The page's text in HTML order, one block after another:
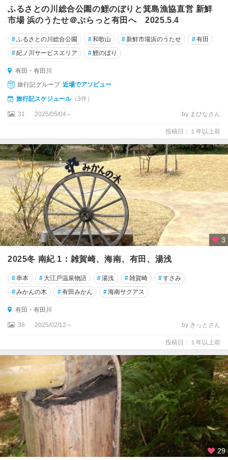
良
・
高
・
美
浜
神
・
広
川
有
田
・
有
田
川
御
坊
・
印
南
日
川
白
・
田
辺
・
み
な
べ
ふるさとの川総合公園の鯉のぼりと箕島漁協直営 新鮮
市場 浜のうたせ＠ぷらっと有田へ 2025.5.4
#ふるさとの川総合公園 #和歌山 #新鮮市場浜のうたせ #有田
#紀ノ川サービスエリア #鯉のぼり
有田・有田川
旅行記グループ 近場でアソビュー
旅行記スケジュール（3件）
31 2025/05/04～ by まひなさん
投稿日：１年以上前
3
2025冬 南紀 1：雑賀崎、海南、有田、湯浅
# 串本 # 大江戸温泉物語 #湯浅 #雑賀崎 #すさみ
#みかんの木 #有田みかん #海南サクアス
有田・有田川
38 2025/02/12～ by きっとさん
投稿日：１年以上前
29